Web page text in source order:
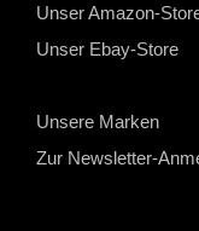
Unser Amazon-
Unser Ebay-Store
Unsere Marken
Zur Newsletter-